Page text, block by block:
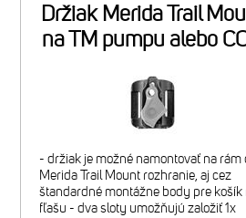
Držiak Merida Trail
na TM pumpu alebo
- držiak je možné namontovať na rám
Merida Trail Mount rozhranie, aj cez
štandardné montážne body pre košík
fľašu - dva sloty umožňujú založiť 1x